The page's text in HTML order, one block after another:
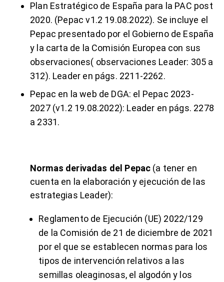
Plan Estratégico de España para la PAC post
2020. (Pepac v1.2 19.08.2022). Se incluye el
Pepac presentado por el Gobierno de España
y la carta de la Comisión Europea con sus
observaciones( observaciones Leader: 305 a
312). Leader en págs. 2211-2262.
Pepac en la web de DGA: el Pepac 2023-
2027 (v1.2 19.08.2022): Leader en págs. 2278
a 2331.
Normas derivadas del Pepac (a tener en
cuenta en la elaboración y ejecución de las
estrategias Leader):
Reglamento de Ejecución (UE) 2022/129
de la Comisión de 21 de diciembre de 2021
por el que se establecen normas para los
tipos de intervención relativos a las
semillas oleaginosas, el algodón y los